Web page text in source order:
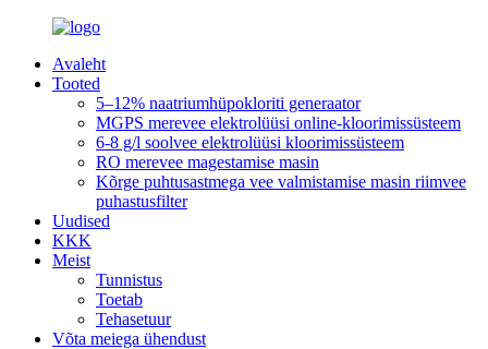
Avaleht
Tooted
5–12% naatriumhüpokloriti generaator
MGPS merevee elektrolüüsi online-kloorimissüsteem
6-8 g/l soolvee elektrolüüsi kloorimissüsteem
RO merevee magestamise masin
Kõrge puhtusastmega vee valmistamise masin riimvee
puhastusfilter
Uudised
KKK
Meist
Tunnistus
Toetab
Tehasetuur
Võta meiega ühendust